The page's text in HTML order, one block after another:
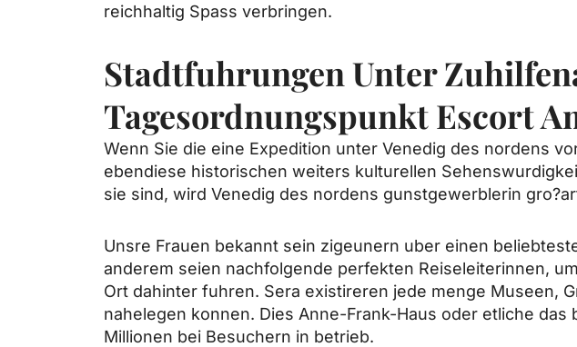
reichhaltig Spass verbringen.
Stadtfuhrungen Unter
Tagesordnungspunkt Escort
Wenn Sie die eine Expedition unter Venedig des nordens
ebendiese historischen weiters kulturellen
sie sind, wird Venedig des nordens gunstgewerblerin
Unsre Frauen bekannt sein zigeunern uber einen
anderem seien nachfolgende perfekten Reiseleiterinnen,
Ort dahinter fuhren. Sera existireren jede menge Museen,
nahelegen konnen. Dies Anne-Frank-Haus oder etliche
Millionen bei Besuchern in betrieb.